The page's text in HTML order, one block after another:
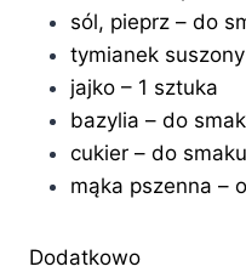
sól, pieprz – do
tymianek
jajko – 1 sztuka
bazylia – do
cukier – do smaku
mąka pszenna –
Dodatkowo